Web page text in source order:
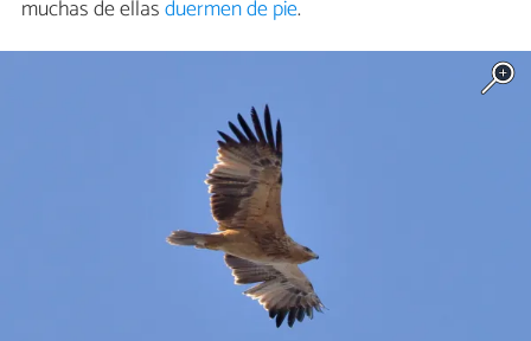
muchas de ellasduermen de pie.